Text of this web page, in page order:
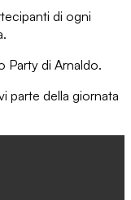
di ogni
Party di Arnaldo.
parte della giornata